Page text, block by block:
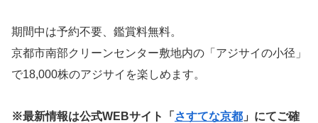
期間中は予約不要、鑑賞料無料。
京都市南部クリーンセンター敷地内の「アジサイの小径」
で18,000株のアジサイを楽しめます。
※最新情報は公式WEBサイト「 さすてな京都 」にてご確